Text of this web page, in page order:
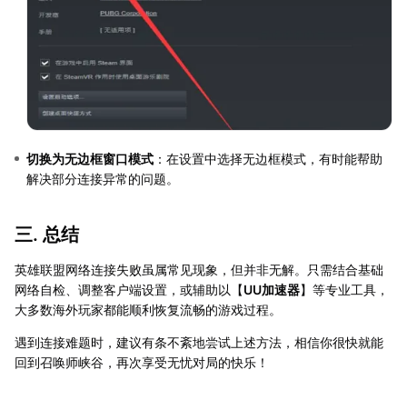
切换为无边框窗口模式 ：在设置中选择无边框模式，有时能帮助
解决部分连接异常的问题。
三. 总结
英雄联盟网络连接失败虽属常见现象，但并非无解。只需结合基础
网络自检、调整客户端设置，或辅助以【UU加速器】等专业工具，
大多数海外玩家都能顺利恢复流畅的游戏过程。
遇到连接难题时，建议有条不紊地尝试上述方法，相信你很快就能
回到召唤师峡谷，再次享受无忧对局的快乐！